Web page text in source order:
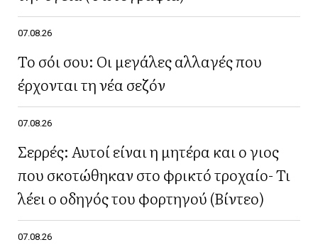
07.08.26
Το σόι σου: Οι μεγάλες αλλαγές που
έρχονται τη νέα σεζόν
07.08.26
Σερρές: Αυτοί είναι η μητέρα και ο γιος
που σκοτώθηκαν στο φρικτό τροχαίο- Τι
λέει ο οδηγός του φορτηγού (Βίντεο)
07.08.26